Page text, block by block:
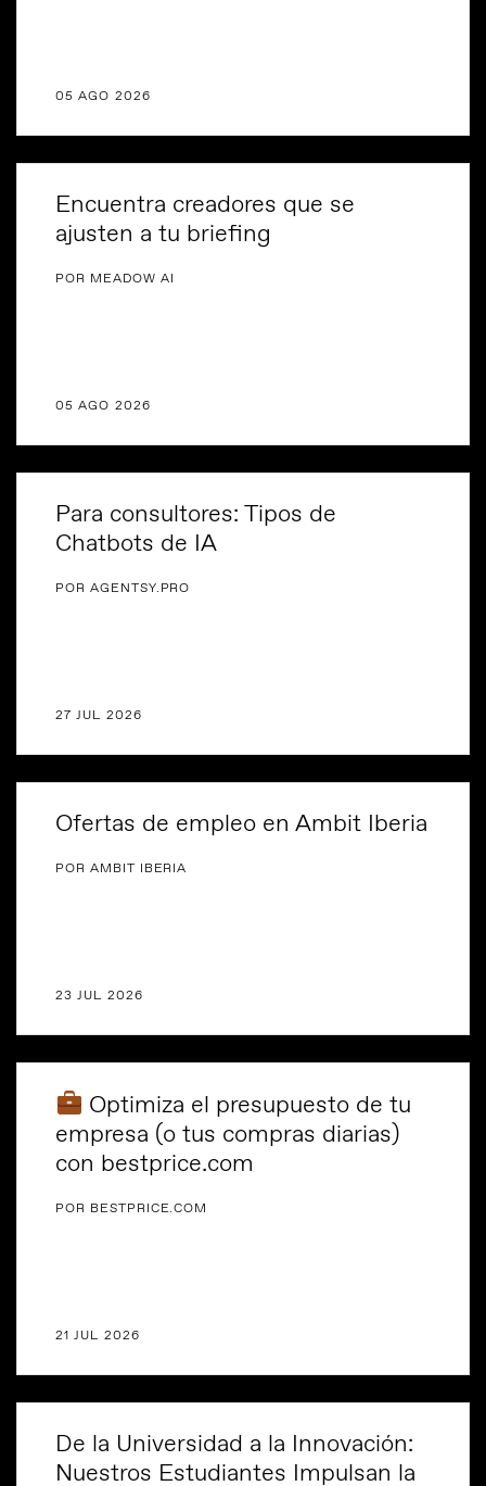
05 AGO 2026
Encuentra creadores que se
ajusten a tu briefing
POR MEADOW AI
05 AGO 2026
Para consultores: Tipos de
Chatbots de IA
POR AGENTSY.PRO
27 JUL 2026
Ofertas de empleo en Ambit Iberia
POR AMBIT IBERIA
23 JUL 2026
Optimiza el presupuesto de tu
empresa (o tus compras diarias)
con bestprice.com
POR BESTPRICE.COM
21 JUL 2026
De la Universidad a la Innovación:
Nuestros Estudiantes Impulsan la